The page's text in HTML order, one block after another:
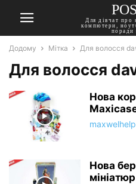
Для дівчат про
компютери,
поради
Додому Мітка Для волосся
Для волосся
Нова
maxwelhelp
Нова